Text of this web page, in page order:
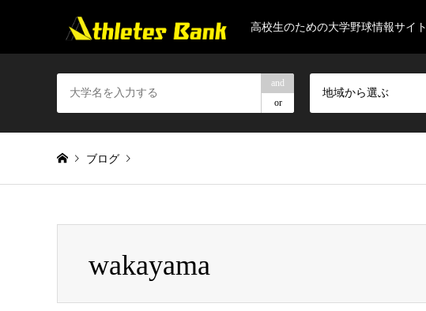
高校生のための大学野球情報サイト
and
or
地域から選ぶ
ブログ
wakayamawakayama